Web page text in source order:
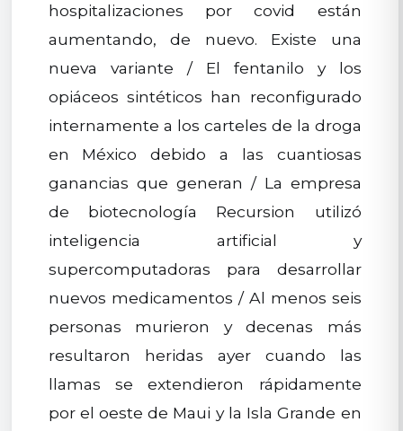
hospitalizaciones por covid están
aumentando, de nuevo. Existe una
nueva variante / El fentanilo y los
opiáceos sintéticos han reconfigurado
internamente a los carteles de la droga
en México debido a las cuantiosas
ganancias que generan / La empresa
de biotecnología Recursion utilizó
inteligencia artificial y
supercomputadoras para desarrollar
nuevos medicamentos / Al menos seis
personas murieron y decenas más
resultaron heridas ayer cuando las
llamas se extendieron rápidamente
por el oeste de Maui y la Isla Grande en